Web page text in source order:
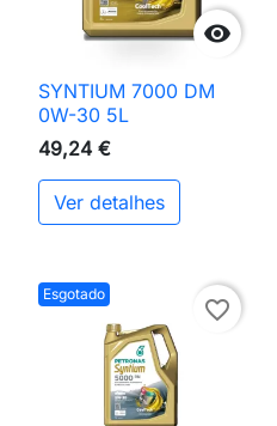

SYNTIUM 7000 DM
0W-30 5L
49,24 €
Ver detalhes
Esgotado
favorite_border